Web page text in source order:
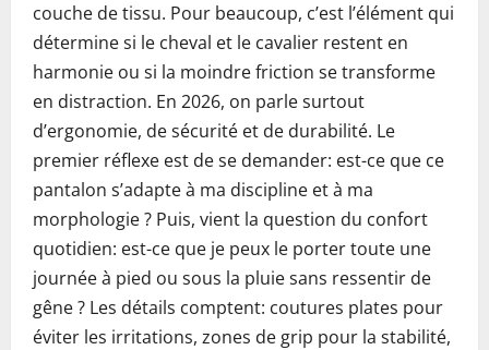
couche de tissu. Pour beaucoup, c’est l’élément qui
détermine si le cheval et le cavalier restent en
harmonie ou si la moindre friction se transforme
en distraction. En 2026, on parle surtout
d’ergonomie, de sécurité et de durabilité. Le
premier réflexe est de se demander: est-ce que ce
pantalon s’adapte à ma discipline et à ma
morphologie ? Puis, vient la question du confort
quotidien: est-ce que je peux le porter toute une
journée à pied ou sous la pluie sans ressentir de
gêne ? Les détails comptent: coutures plates pour
éviter les irritations, zones de grip pour la stabilité,